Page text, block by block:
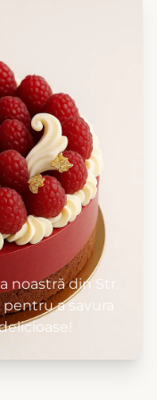
noastră din Str.
a savura